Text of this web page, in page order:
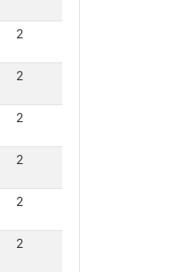
2
2
2
2
2
2